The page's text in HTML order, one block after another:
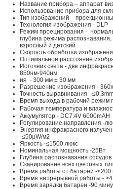
Название прибора – аппарат
Использование прибора для
Тип изображений -
Технология изображения - DLP
Режим проецирования -
глубина режима
взрослый и детский
Скорость обработки
Оптимальное расстояние
Источник света - две
850нм-940нм
ия - 300 мм ± 30 мм
Разрешение изображения -
Точность выравнивания -
Время выхода в рабочий режим
Рабочая температура и
Аккумулятор - DC7.4V 6000mAH
Регулирование направления -
Энергия инфракрасного
-≤50μW/м2
Яркость -≤1500 люкс
Номинальная мощность -25Вт.
Глубина распознавания
Сканирование всех цветовых
Время работы от батареи -≤200
Время непрерывной работы - >4
Время зарядки батареи -90